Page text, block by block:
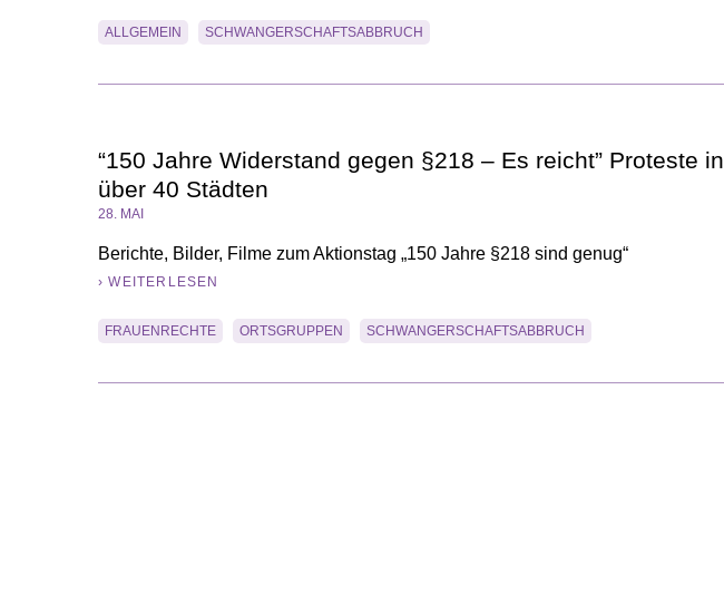
ALLGEMEIN SCHWANGERSCHAFTSABBRUCH
“150 Jahre Widerstand gegen §218 – Es reicht” Proteste in
über 40 Städten
28. MAI
Berichte, Bilder, Filme zum Aktionstag „150 Jahre §218 sind genug“
› WEITERLESEN
FRAUENRECHTE ORTSGRUPPEN SCHWANGERSCHAFTSABBRUCH